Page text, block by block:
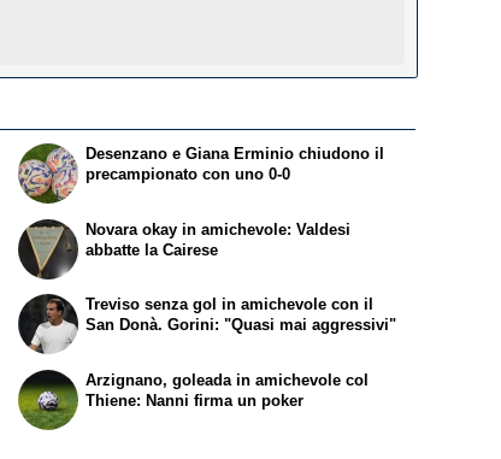
Desenzano e Giana Erminio chiudono il
precampionato con uno 0-0
Novara okay in amichevole: Valdesi
abbatte la Cairese
Treviso senza gol in amichevole con il
San Donà. Gorini: "Quasi mai aggressivi"
Arzignano, goleada in amichevole col
Thiene: Nanni firma un poker